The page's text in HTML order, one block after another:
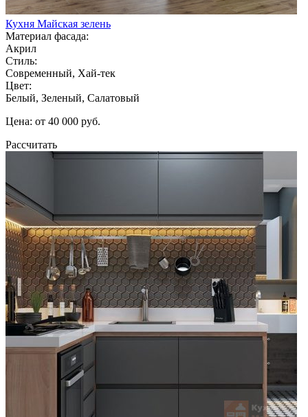
Кухня Майская зелень
Материал фасада:
Акрил
Стиль:
Современный, Хай-тек
Цвет:
Белый, Зеленый, Салатовый
Цена: от 40 000 руб.
Рассчитать